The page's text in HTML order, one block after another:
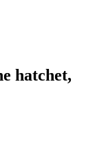
hatchet,